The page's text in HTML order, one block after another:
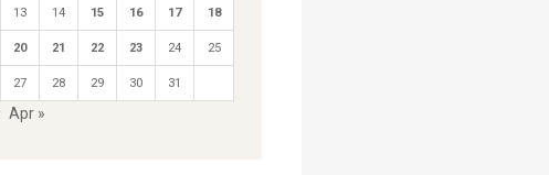
13 14 15 16 17 18
20 21 22 23 24 25
27 28 29 30 31
Apr »